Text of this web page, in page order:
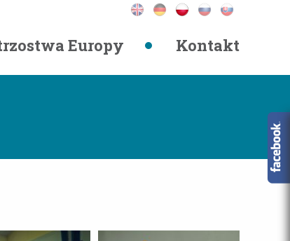
Europy Kontakt